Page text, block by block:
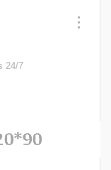
24/7